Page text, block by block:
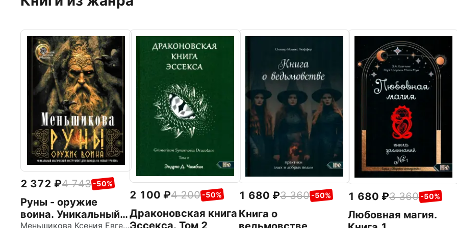
2 372 4 743 -50%
Руны - оружие
воина. Уникальный
Меньшикова Ксения Евгеньевна
2 100 4 200 -50%
Драконовская книга
Эссекса. Том 2
1 680 3 360 -50%
Книга о
1 680 3 360 -50%
Любовная магия.